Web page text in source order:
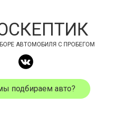
АВТОМОБИЛЯ С ПРОБЕГОМ
подбираем авто?